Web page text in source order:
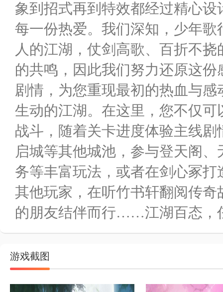
象到招式再到特效都经过精心
每一份热爱。我们深知，少年
人的江湖，仗剑高歌、百折不
的共鸣，因此我们努力还原这
剧情，为您重现最初的热血与
生动的江湖。在这里，您不仅
战斗，随着关卡进度体验主线
启城等其他城池，参与登天阁
务等丰富玩法，或者在剑心冢
其他玩家，在听竹书轩翻阅传
的朋友结伴而行……江湖百态，
游戏截图